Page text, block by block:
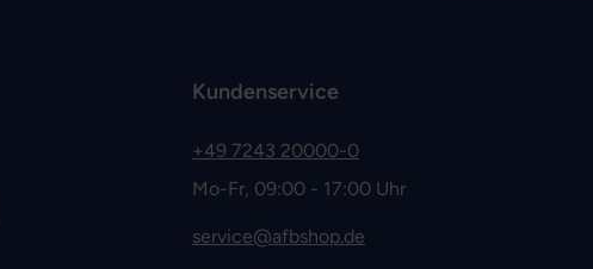
Kundenservice
+49 7243 20000-0
Mo-Fr, 09:00 - 17:00 Uhr
service@afbshop.de